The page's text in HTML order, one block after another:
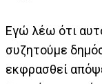
Εγώ λέω ότι
συζητούμε
εκφρασθεί